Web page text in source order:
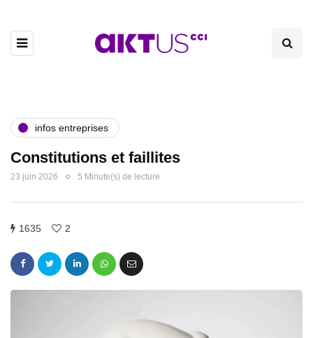
infos entreprises
Constitutions et faillites
23 juin 2026 5 Minute(s) de lecture
1635 2